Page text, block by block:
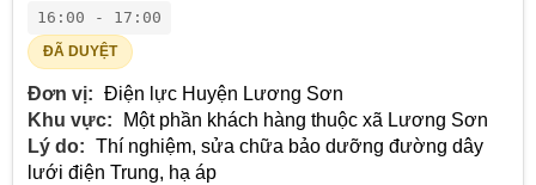
16:00 - 17:00
ĐÃ DUYỆT
Đơn vị: Điện lực Huyện Lương Sơn
Khu vực:
Một phần khách hàng thuộc xã Lương Sơn
Lý do: Thí nghiệm, sửa chữa bảo dưỡng đường dây
lưới điện Trung, hạ áp